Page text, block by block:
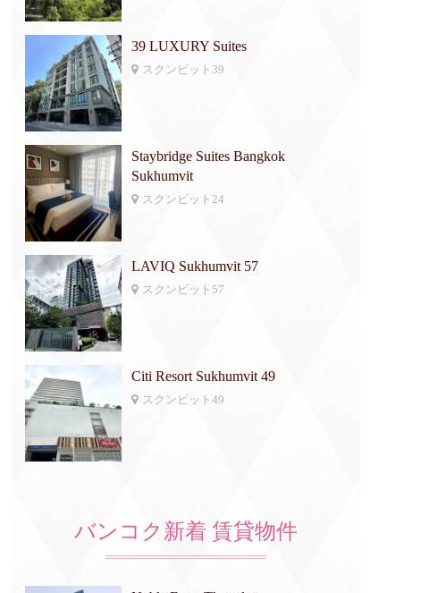
39 LUXURY Suites
スクンビット39
Staybridge Suites Bangkok
Sukhumvit
スクンビット24
LAVIQ Sukhumvit 57
スクンビット57
Citi Resort Sukhumvit 49
スクンビット49
バンコク新着 賃貸物件